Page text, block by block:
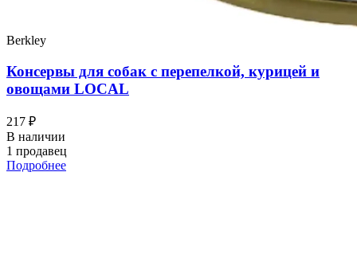
Berkley
Консервы для собак с перепелкой, курицей и
овощами LOCAL
217 ₽
В наличии
1 продавец
Подробнее